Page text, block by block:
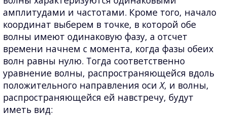
амплитудами и частотами. Кроме того, начало
координат выберем в точке, в которой обе
волны имеют одинаковую фазу, а отсчет
времени начнем с момента, когда фазы обеих
волн равны нулю. Тогда соответственно
уравнение волны, распространяющейся вдоль
положительного направления осиX, и волны,
распространяющейся ей навстречу, будут
иметь вид: